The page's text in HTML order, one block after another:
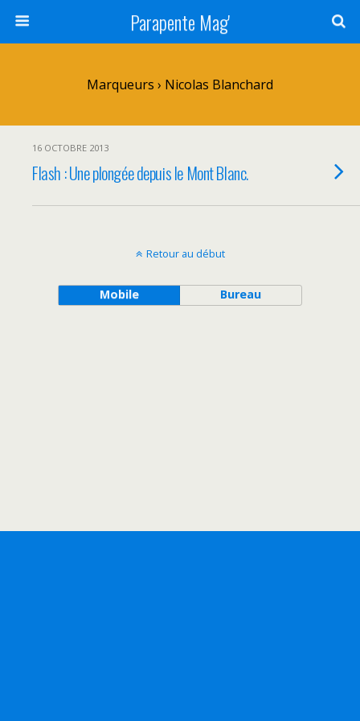
Parapente Mag'
Marqueurs › Nicolas Blanchard
16 OCTOBRE 2013
Flash : Une plongée depuis le Mont Blanc.
Retour au début
Mobile Bureau